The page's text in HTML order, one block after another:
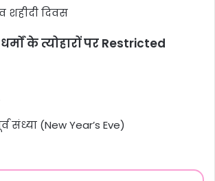
शहीदी दिवस
के त्योहारों पर Restricted
संध्या (New Year’s Eve)